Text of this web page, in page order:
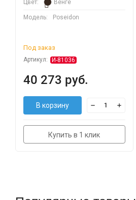
Цвет: Венге
Модель: Poseidon
Под заказ
Артикул: И-81036
40 273 руб.
В корзину
Купить в 1 клик